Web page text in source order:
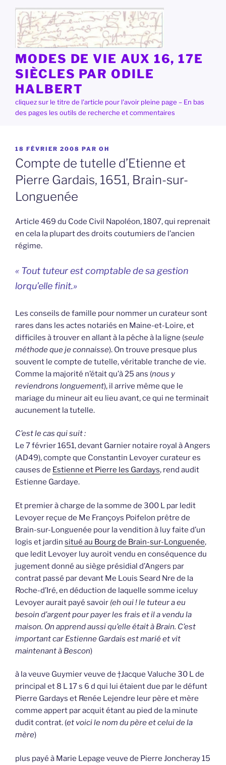
contenu
principal
MODES DE VIE AUX 16, 17E
SIÈCLES PAR ODILE
HALBERT
cliquez sur le titre de l'article pour l'avoir pleine page – En bas
des pages les outils de recherche et commentaires
PUBLIÉ
LE
18 FÉVRIER 2008 PAR OH
Compte de tutelle d’Etienne et
Pierre Gardais, 1651, Brain-sur-
Longuenée
Article 469 du Code Civil Napoléon, 1807, qui reprenait
en cela la plupart des droits coutumiers de l’ancien
régime.
« Tout tuteur est comptable de sa gestion
lorqu’elle finit.»
Les conseils de famille pour nommer un curateur sont
rares dans les actes notariés en Maine-et-Loire, et
difficiles à trouver en allant à la pêche à la ligne (seule
méthode que je connaisse). On trouve presque plus
souvent le compte de tutelle, véritable tranche de vie.
Comme la majorité n’était qu’à 25 ans (nous y
reviendrons longuement), il arrive même que le
mariage du mineur ait eu lieu avant, ce qui ne terminait
aucunement la tutelle.
C’est le cas qui suit :
Le 7 février 1651, devant Garnier notaire royal à Angers
(AD49), compte que Constantin Levoyer curateur es
causes de Estienne et Pierre les Gardays, rend audit
Estienne Gardaye.
Et premier à charge de la somme de 300 L par ledit
Levoyer reçue de Me Françoys Poifelon prêtre de
Brain-sur-Longuenée pour la vendition à luy faite d’un
logis et jardin situé au Bourg de Brain-sur-Longuenée,
que ledit Levoyer luy auroit vendu en conséquence du
jugement donné au siège présidial d’Angers par
contrat passé par devant Me Louis Seard Nre de la
Roche-d’Iré, en déduction de laquelle somme iceluy
Levoyer aurait payé savoir (eh oui ! le tuteur a eu
besoin d’argent pour payer les frais et il a vendu la
maison. On apprend aussi qu’elle était à Brain. C’est
important car Estienne Gardais est marié et vit
maintenant à Bescon)
à la veuve Guymier veuve de †Jacque Valuche 30 L de
principal et 8 L 17 s 6 d qui lui étaient due par le défunt
Pierre Gardays et Renée Lejendre leur père et mère
comme appert par acquit étant au pied de la minute
dudit contrat. (et voici le nom du père et celui de la
mère)
plus payé à Marie Lepage veuve de Pierre Joncheray 15